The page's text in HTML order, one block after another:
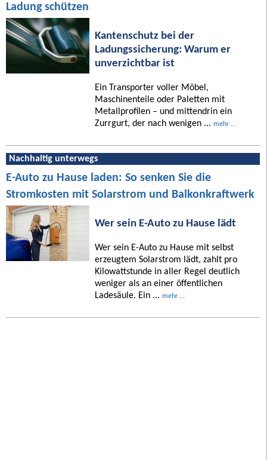
Ladung schützen
Kantenschutz bei der
Ladungssicherung: Warum er
unverzichtbar ist
Ein Transporter voller Möbel,
Maschinenteile oder Paletten mit
Metallprofilen – und mittendrin ein
Zurrgurt, der nach wenigen ... mehr ...
Nachhaltig unterwegs
E-Auto zu Hause laden: So senken Sie die
Stromkosten mit Solarstrom und Balkonkraftwerk
Wer sein E-Auto zu Hause lädt
Wer sein E-Auto zu Hause mit selbst
erzeugtem Solarstrom lädt, zahlt pro
Kilowattstunde in aller Regel deutlich
weniger als an einer öffentlichen
Ladesäule. Ein ... mehr ...